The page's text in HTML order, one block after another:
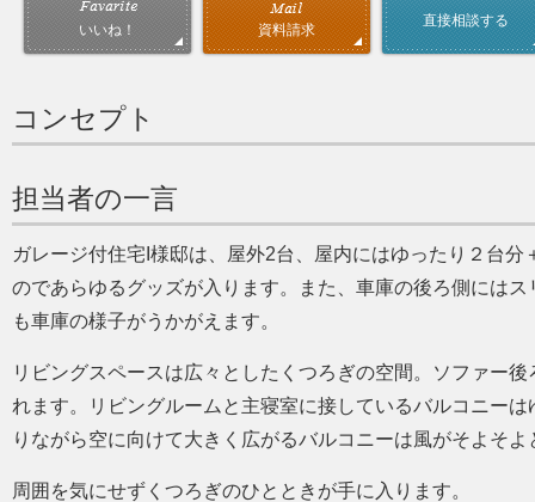
いいね！ 資料請求
直接相談する
コンセプト
担当者の一言
ガレージ付住宅I様邸は、屋外2台、屋内にはゆったり２台
のであらゆるグッズが入ります。また、車庫の後ろ側には
も車庫の様子がうかがえます。
リビングスペースは広々としたくつろぎの空間。ソファー
れます。リビングルームと主寝室に接しているバルコニー
りながら空に向けて大きく広がるバルコニーは風がそよそ
周囲を気にせずくつろぎのひとときが手に入ります。